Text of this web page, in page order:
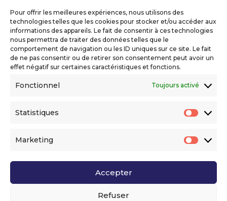
Pour offrir les meilleures expériences, nous utilisons des
technologies telles que les cookies pour stocker et/ou accéder aux
informations des appareils. Le fait de consentir à ces technologies
nous permettra de traiter des données telles que le
comportement de navigation ou les ID uniques sur ce site. Le fait
de ne pas consentir ou de retirer son consentement peut avoir un
effet négatif sur certaines caractéristiques et fonctions.
Fonctionnel Toujours activé
Statistiques
Marketing
Accepter
Refuser
Mentions légales
Politique de confidentialité
Déclaration d’accessibilité numérique
Ils nous soutiennent
Voir l’ensemble de nos partenaires